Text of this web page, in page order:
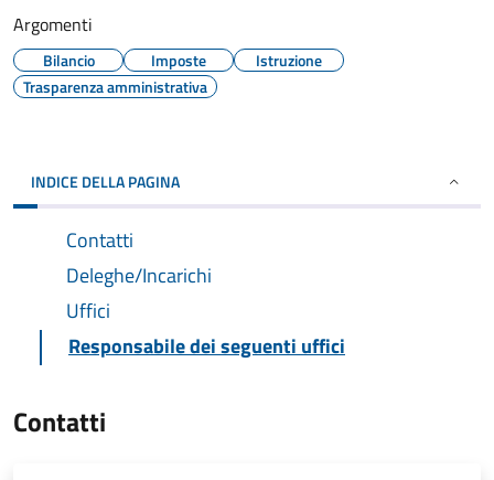
Argomenti
Bilancio Imposte
Istruzione
Trasparenza amministrativa
INDICE DELLA PAGINA
Contatti
Deleghe/Incarichi
Uffici
Responsabile dei seguenti uffici
Contatti